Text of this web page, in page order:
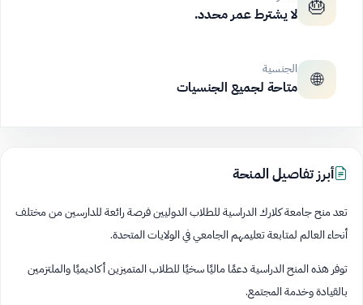
🎂 لا يشترط عمر محدد.
🌐 الجنسية
متاحة لجميع الجنسيات
أبرز تفاصيل المنحة
تعد منح جامعة كلارك الدراسية للطلاب الدوليين فرصة رائعة للدارسين من مختلف
أنحاء العالم لمتابعة تعليمهم الجامعي في الولايات المتحدة.
توفر هذه المنح الدراسية دعمًا ماليًا سخيًا للطلاب المتميزين أكاديميًا والملتزمين
بالقيادة وخدمة المجتمع.